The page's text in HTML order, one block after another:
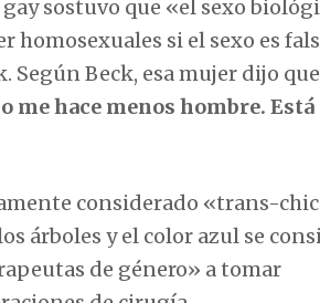
sostuvo que «el sexo
homosexuales si el sexo es
Beck, esa mujer dijo
me hace menos hombre. Está
considerado «trans-
árboles y el color azul se
de género» a tomar